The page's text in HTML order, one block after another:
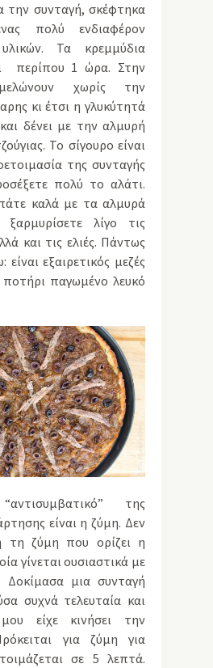
την συνταγή, σκέφτηκα
πολύ ενδιαφέρον
Τα κρεμμύδια
περίπου 1 ώρα. Στην
χωρίς την
κι έτσι η γλυκύτητά
δένει με την αλμυρή
Το σίγουρο είναι
της συνταγής
πολύ το αλάτι.
καλά με τα αλμυρά
λίγο τις
και τις ελιές. Πάντως
εξαιρετικός μεζές
παγωμένο λευκό
της
είναι η ζύμη. Δεν
τη ζύμη που ορίζει η
γίνεται ουσιαστικά με
μια συνταγή
συχνά τελευταία και
είχε κινήσει την
για ζύμη για
σε 5 λεπτά.